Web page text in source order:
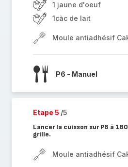
1 jaune d'oeuf
1càc de lait
Moule antiadhésif
P6 - Manuel
Etape 5 /5
Lancer la cuisson sur P6 à
grille.
Moule antiadhésif